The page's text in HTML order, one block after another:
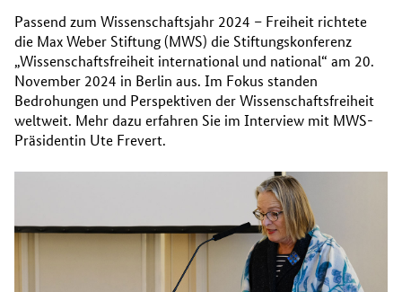
Passend zum Wissenschaftsjahr 2024 – Freiheit richtete
die Max Weber Stiftung (MWS) die Stiftungskonferenz
„Wissenschaftsfreiheit international und national“ am 20.
November 2024 in Berlin aus. Im Fokus standen
Bedrohungen und Perspektiven der Wissenschaftsfreiheit
weltweit. Mehr dazu erfahren Sie im Interview mit MWS-
Präsidentin Ute Frevert.